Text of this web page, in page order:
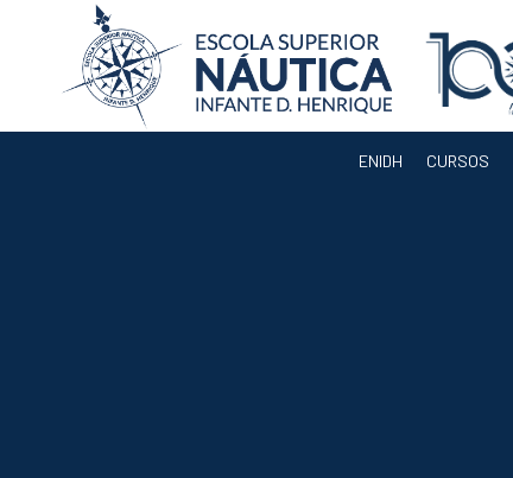
ENIDH CURSOS